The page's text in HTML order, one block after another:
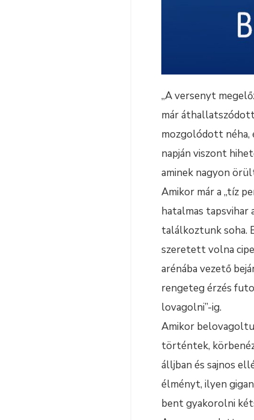
„A versenyt
már áthallatszódott
mozgolódott néha,
napján viszont
aminek nagyon
Amikor már a „tíz
hatalmas tapsvihar
találkoztunk soha.
szeretett volna
arénába vezető
rengeteg érzés
lovagolni”-ig.
Amikor
történtek,
álljban és sajnos
élményt, ilyen
bent gyakorolni